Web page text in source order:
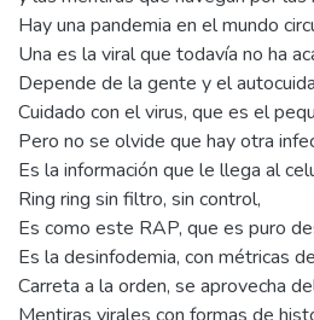
Hay una pandemia en el mundo
Una es la viral que todavía no ha
Depende de la gente y el
Cuidado con el virus, que es el
Pero no se olvide que hay otra
Es la información que le llega al
Ring ring sin filtro, sin control,
Es como este RAP, que es puro
Es la desinfodemia, con métricas
Carreta a la orden, se aprovecha